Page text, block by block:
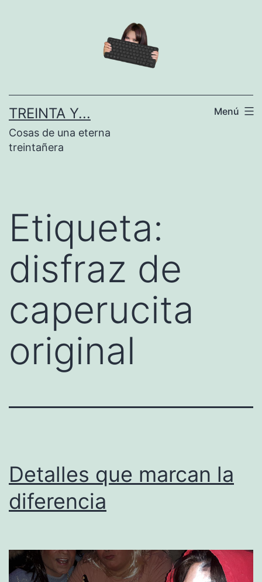
TREINTA Y...
Cosas de una eterna
treintañera
Menú
Etiqueta:
disfraz de
caperucita
original
Detalles que marcan la
diferencia